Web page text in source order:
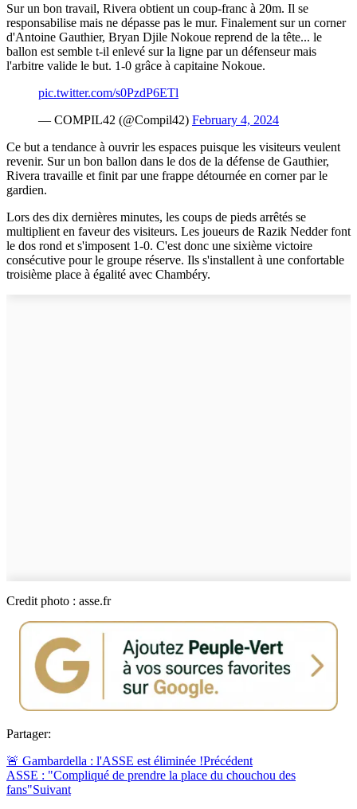
Sur un bon travail, Rivera obtient un coup-franc à 20m. Il se
responsabilise mais ne dépasse pas le mur. Finalement sur un corner
d'Antoine Gauthier, Bryan Djile Nokoue reprend de la tête... le
ballon est semble t-il enlevé sur la ligne par un défenseur mais
l'arbitre valide le but. 1-0 grâce à capitaine Nokoue.
pic.twitter.com/s0PzdP6ETl
— COMPIL42 (@Compil42) February 4, 2024
Ce but a tendance à ouvrir les espaces puisque les visiteurs veulent
revenir. Sur un bon ballon dans le dos de la défense de Gauthier,
Rivera travaille et finit par une frappe détournée en corner par le
gardien.
Lors des dix dernières minutes, les coups de pieds arrêtés se
multiplient en faveur des visiteurs. Les joueurs de Razik Nedder font
le dos rond et s'imposent 1-0. C'est donc une sixième victoire
consécutive pour le groupe réserve. Ils s'installent à une confortable
troisième place à égalité avec Chambéry.
Credit photo : asse.fr
Partager:
🚨 Gambardella : l'ASSE est éliminée !Précédent
ASSE : "Compliqué de prendre la place du chouchou des
fans"Suivant